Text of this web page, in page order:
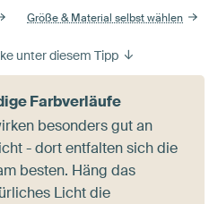
Größe & Material selbst wählen
unter diesem Tipp
Farbverläufe
besonders gut an
- dort entfalten sich die
besten. Häng das
Licht die